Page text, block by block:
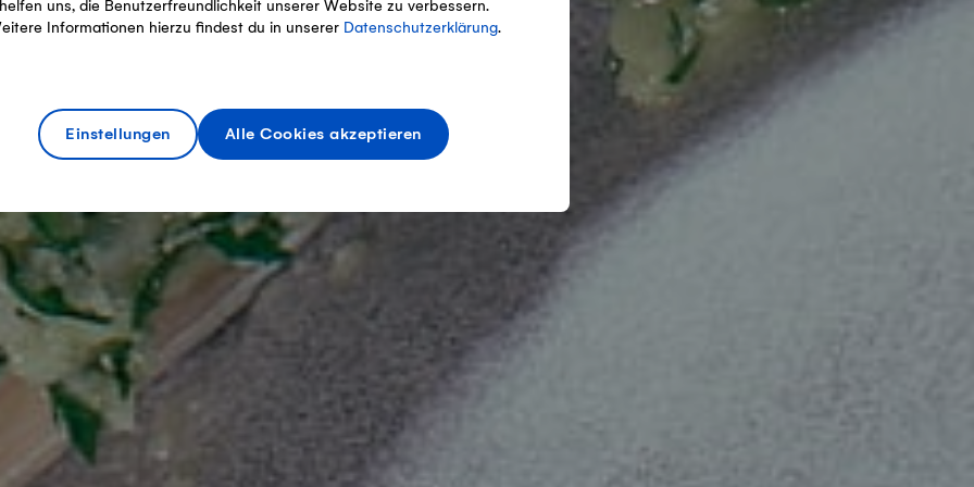
uns, die Benutzerfreundlichkeit unserer Website zu verbessern.
Informationen hierzu findest du in unserer Datenschutzerklärung.
Einstellungen Alle Cookies akzeptieren